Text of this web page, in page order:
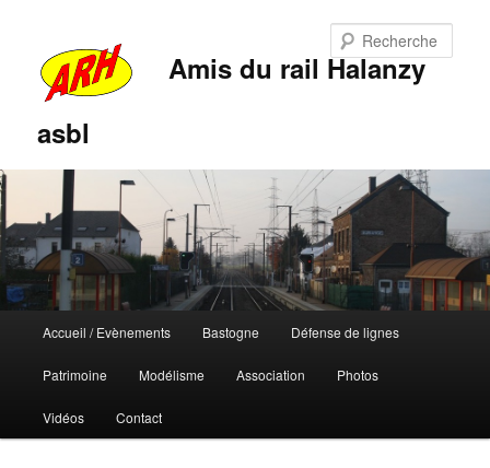
Amis du rail Halanzy
asbl
principal
Aller
au
contenu
Aller
au
contenu
Accueil / Evènements Bastogne Défense de lignes
Patrimoine Modélisme Association Photos
Vidéos Contact